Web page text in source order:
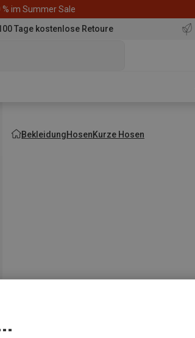
im Summer Sale
Tage kostenlose Retoure
BekleidungHosenKurze Hosen